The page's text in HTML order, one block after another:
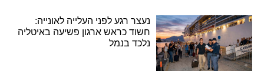
נעצר רגע לפני העלייה לאונייה:
חשוד כראש ארגון פשיעה באיטליה
נלכד בנמל